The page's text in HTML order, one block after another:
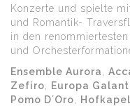
Konzerte und spielte
und Romantik-
in den
und
Ensemble Aurora
Zefiro
Europa
Pomo D´Oro